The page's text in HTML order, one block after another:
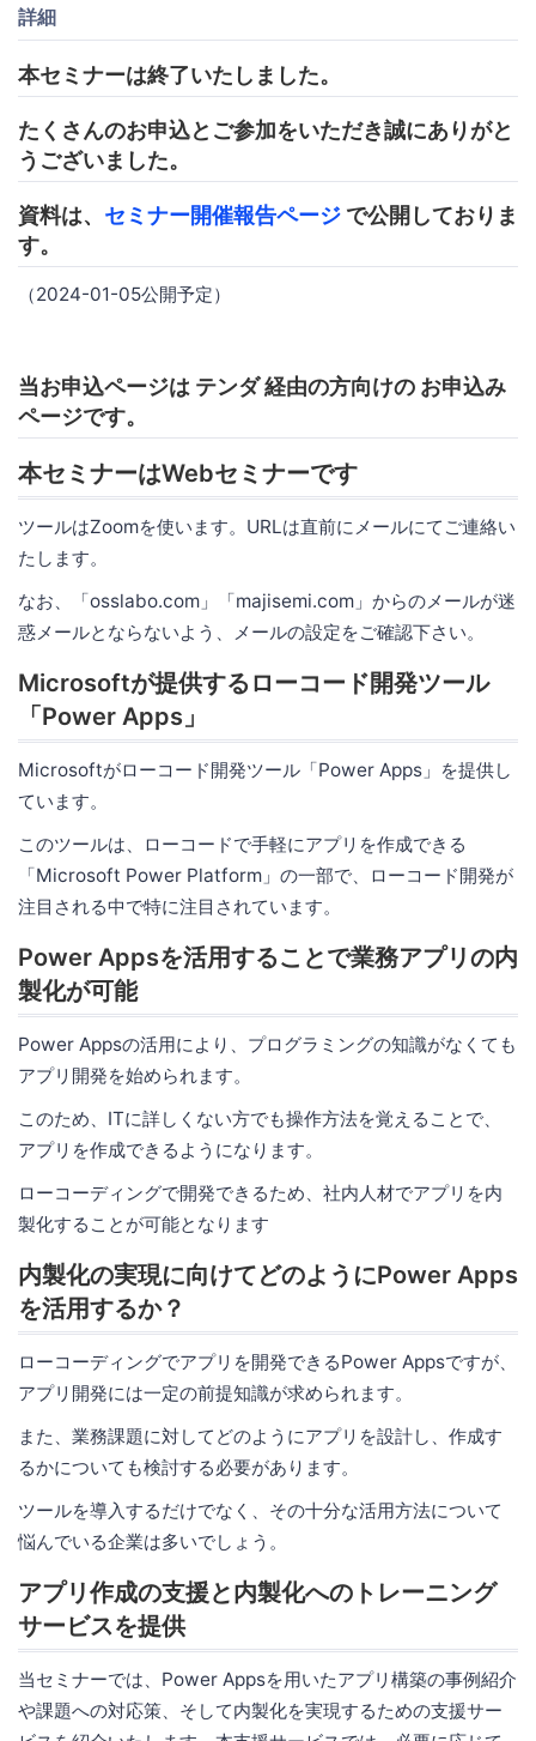
詳細
本セミナーは終了いたしました。
たくさんのお申込とご参加をいただき誠にありがと
うございました。
資料は、 セミナー開催報告ページ で公開しておりま
す。
（2024-01-05公開予定）
当お申込ページは テンダ 経由の方向けの お申込み
ページです。
本セミナーはWebセミナーです
ツールはZoomを使います。URLは直前にメールにてご連絡い
たします。
なお、「osslabo.com」「majisemi.com」からのメールが迷
惑メールとならないよう、メールの設定をご確認下さい。
Microsoftが提供するローコード開発ツール
「Power Apps」
Microsoftがローコード開発ツール「Power Apps」を提供し
ています。
このツールは、ローコードで手軽にアプリを作成できる
「Microsoft Power Platform」の一部で、ローコード開発が
注目される中で特に注目されています。
Power Appsを活用することで業務アプリの内
製化が可能
Power Appsの活用により、プログラミングの知識がなくても
アプリ開発を始められます。
このため、ITに詳しくない方でも操作方法を覚えることで、
アプリを作成できるようになります。
ローコーディングで開発できるため、社内人材でアプリを内
製化することが可能となります
内製化の実現に向けてどのようにPower Apps
を活用するか？
ローコーディングでアプリを開発できるPower Appsですが、
アプリ開発には一定の前提知識が求められます。
また、業務課題に対してどのようにアプリを設計し、作成す
るかについても検討する必要があります。
ツールを導入するだけでなく、その十分な活用方法について
悩んでいる企業は多いでしょう。
アプリ作成の支援と内製化へのトレーニング
サービスを提供
当セミナーでは、Power Appsを用いたアプリ構築の事例紹介
や課題への対応策、そして内製化を実現するための支援サー